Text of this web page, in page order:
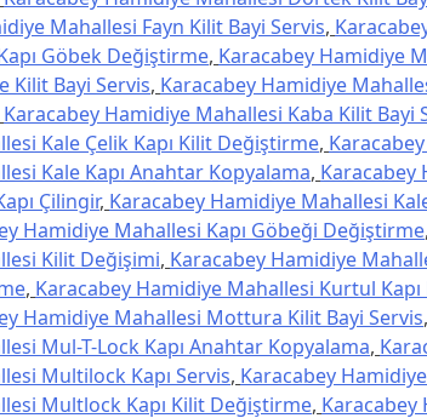
Mahallesi Fayn Kilit Bayi Servis,
Göbek Değiştirme, Karacabey Hamidiye
Kilit Bayi Servis, Karacabey Hamidiye
Karacabey Hamidiye Mahallesi Kaba Kilit Bayi
Kale Çelik Kapı Kilit Değiştirme,
Kale Kapı Anahtar Kopyalama, Karacabey
Çilingir, Karacabey Hamidiye Mahallesi
Hamidiye Mahallesi Kapı Göbeği Değiştirme,
Kilit Değişimi, Karacabey Hamidiye
, Karacabey Hamidiye Mahallesi Kurtul
Hamidiye Mahallesi Mottura Kilit Bayi Servis,
Mul-T-Lock Kapı Anahtar Kopyalama,
Multilock Kapı Servis, Karacabey
Multlock Kapı Kilit Değiştirme, Karacabey